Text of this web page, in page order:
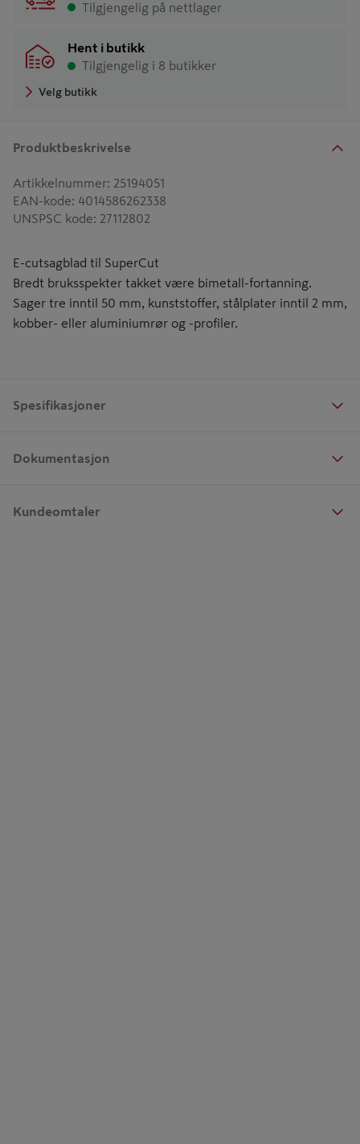
Tilgjengelig på nettlager
Hent i butikk
Tilgjengelig i 8 butikker
Velg butikk
Produktbeskrivelse
Artikkelnummer: 25194051
EAN-kode: 4014586262338
UNSPSC kode: 27112802
E-cutsagblad til SuperCut
Bredt bruksspekter takket være bimetall-fortanning.
Sager tre inntil 50 mm, kunststoffer, stålplater inntil 2 mm,
kobber- eller aluminiumrør og -profiler.
Spesifikasjoner
Dokumentasjon
Kundeomtaler